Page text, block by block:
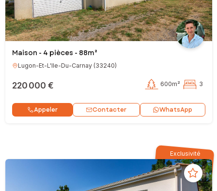
Maison - 4 pièces - 88m²
Lugon-Et-L'Ile-Du-Carnay(33240)
220 000 € 600m² 3
Appeler Contacter WhatsApp
Exclusivité